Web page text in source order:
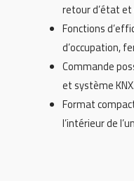
retour d’état et
Fonctions
d’occupation,
Commande
et système KNX.
Format
l’intérieur de